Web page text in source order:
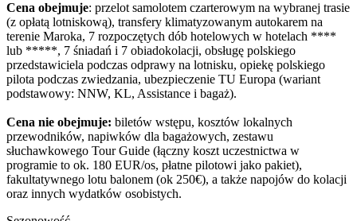
Cena obejmuje: przelot samolotem czarterowym na wybranej trasie
(z opłatą lotniskową), transfery klimatyzowanym autokarem na
terenie Maroka, 7 rozpoczętych dób hotelowych w hotelach ****
lub *****, 7 śniadań i 7 obiadokolacji, obsługę polskiego
przedstawiciela podczas odprawy na lotnisku, opiekę polskiego
pilota podczas zwiedzania, ubezpieczenie TU Europa (wariant
podstawowy: NNW, KL, Assistance i bagaż).
Cena nie obejmuje: biletów wstępu, kosztów lokalnych
przewodników, napiwków dla bagażowych, zestawu
słuchawkowego Tour Guide (łączny koszt uczestnictwa w
programie to ok. 180 EUR/os, płatne pilotowi jako pakiet),
fakultatywnego lotu balonem (ok 250€), a także napojów do kolacji
oraz innych wydatków osobistych.